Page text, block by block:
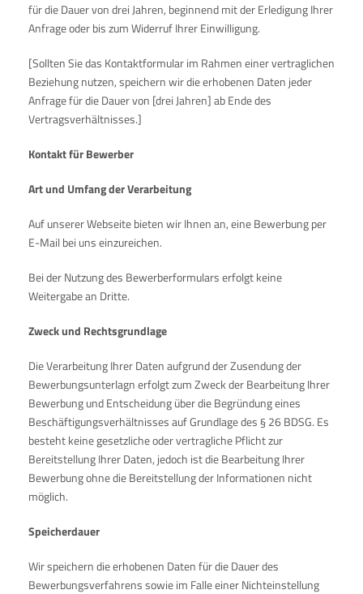
für die Dauer von drei Jahren, beginnend mit der Erledigung Ihrer
Anfrage oder bis zum Widerruf Ihrer Einwilligung.
[Sollten Sie das Kontaktformular im Rahmen einer vertraglichen
Beziehung nutzen, speichern wir die erhobenen Daten jeder
Anfrage für die Dauer von [drei Jahren] ab Ende des
Vertragsverhältnisses.]
Kontakt für Bewerber
Art und Umfang der Verarbeitung
Auf unserer Webseite bieten wir Ihnen an, eine Bewerbung per
E-Mail bei uns einzureichen.
Bei der Nutzung des Bewerberformulars erfolgt keine
Weitergabe an Dritte.
Zweck und Rechtsgrundlage
Die Verarbeitung Ihrer Daten aufgrund der Zusendung der
Bewerbungsunterlagn erfolgt zum Zweck der Bearbeitung Ihrer
Bewerbung und Entscheidung über die Begründung eines
Beschäftigungsverhältnisses auf Grundlage des § 26 BDSG. Es
besteht keine gesetzliche oder vertragliche Pflicht zur
Bereitstellung Ihrer Daten, jedoch ist die Bearbeitung Ihrer
Bewerbung ohne die Bereitstellung der Informationen nicht
möglich.
Speicherdauer
Wir speichern die erhobenen Daten für die Dauer des
Bewerbungsverfahrens sowie im Falle einer Nichteinstellung